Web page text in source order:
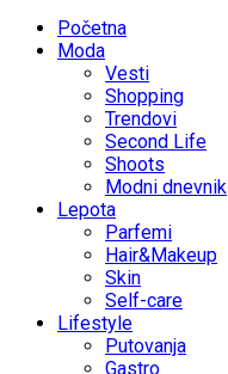
Početna
Moda
Vesti
Shopping
Trendovi
Second Life
Shoots
Modni dnevnik
Lepota
Parfemi
Hair&Makeup
Skin
Self-care
Lifestyle
Putovanja
Gastro